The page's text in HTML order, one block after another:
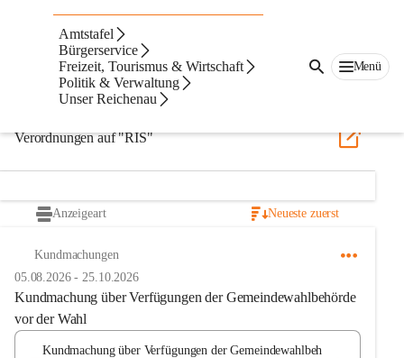
Amtstafel
Bürgerservice
Freizeit, Tourismus & Wirtschaft
Politik & Verwaltung
Unser Reichenau
Menü
Digitale Amtstafel
Verordnungen auf "amtstafel.at"
Verordnungen auf "RIS"
Anzeigeart Neueste zuerst
Kundmachungen
05.08.2026-25.10.2026
Kundmachung über Verfügungen der Gemeindewahlbehörde
vor der Wahl
Kundmachung über Verfügungen der Gemeindewahlbeh